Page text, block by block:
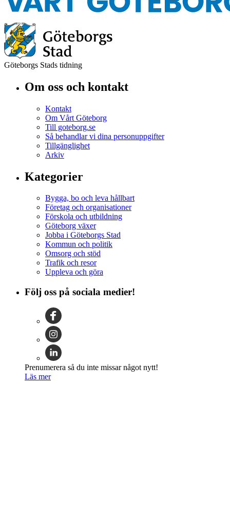
Göteborgs Stads tidning
Om oss och kontakt
Kontakt
Om Vårt Göteborg
Till goteborg.se
Så behandlar vi dina personuppgifter
Tillgänglighet
Arkiv
Kategorier
Bygga, bo och leva hållbart
Företag och organisationer
Förskola och utbildning
Göteborg växer
Jobba i Göteborgs Stad
Kommun och politik
Omsorg och stöd
Trafik och resor
Uppleva och göra
Följ oss på sociala medier!
Prenumerera så du inte missar något nytt!
Läs mer